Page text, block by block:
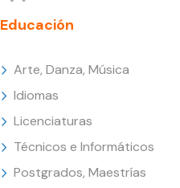
Educación
Arte, Danza, Música
Idiomas
Licenciaturas
Técnicos e Informáticos
Postgrados, Maestrías